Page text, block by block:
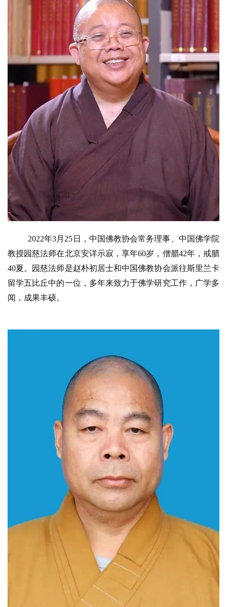
2022年3月25日，中国佛教协会常务理事、中国佛学院
教授园慈法师在北京安详示寂，享年60岁，僧腊42年，戒腊
40夏。园慈法师是赵朴初居士和中国佛教协会派往斯里兰卡
留学五比丘中的一位，多年来致力于佛学研究工作，广学多
闻，成果丰硕。